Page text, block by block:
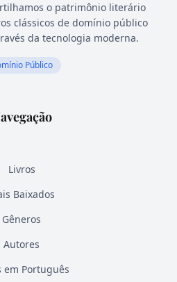
o patrimônio literário
clássicos de domínio público
da tecnologia moderna.
Público
Livros
Baixados
Gêneros
Autores
em Português